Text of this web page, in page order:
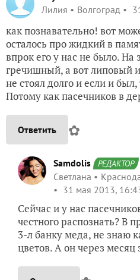
Лилия
Волгоград
как познавательно! вот
осталось про жидкий в
впрок его у нас не было. На
гречишный, а вот липовый
не стоял долго и если и
Потому как пасечников в
Ответить ✿
Samdolis РЕДАКТОР
Светлана
31 мая 2013,
Сейчас и у нас
честного распознать? В
3-л банку меда, не знаю
цветов. А он через месяц